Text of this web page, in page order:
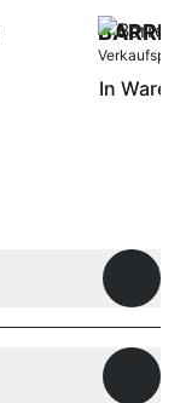
In